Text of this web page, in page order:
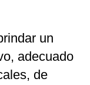
un
adecuado
de